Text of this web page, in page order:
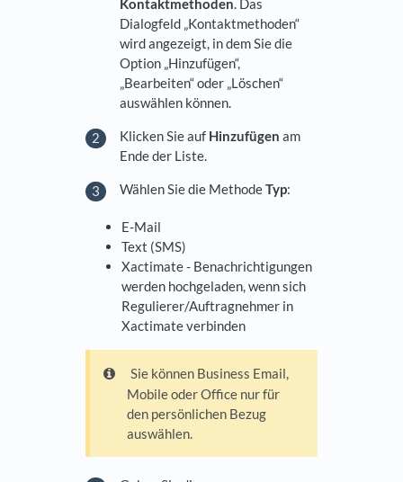
Kontaktmethoden. Das
Dialogfeld „Kontaktmethoden“
wird angezeigt, in dem Sie die
Option „Hinzufügen“,
„Bearbeiten“ oder „Löschen“
auswählen können.
Klicken Sie auf Hinzufügen am
Ende der Liste.
Wählen Sie die MethodeTyp:
E-Mail
Text (SMS)
Xactimate - Benachrichtigungen
werden hochgeladen, wenn sich
Regulierer/Auftragnehmer in
Xactimate verbinden
Sie können Business Email,
Mobile oder Office nur für
den persönlichen Bezug
auswählen.